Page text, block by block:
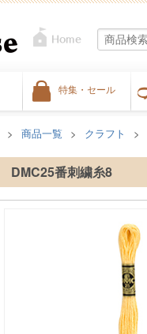
特集・セール
商品一覧 クラフト
DMC25番刺繍糸8